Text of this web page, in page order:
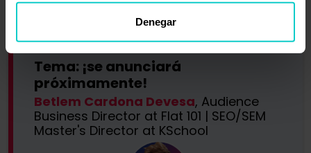
Denegar
18:00
Tema: ¡se anunciará
próximamente!
Betlem Cardona Devesa, Audience
Business Director at Flat 101 | SEO/SEM
Master's Director at KSchool